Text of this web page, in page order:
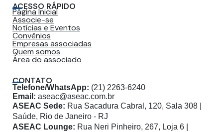
ACESSO RÁPIDO
Página Inicial
Associe-se
Notícias e Eventos
Convênios
Empresas associadas
Quem somos
Área do associado
CONTATO
Telefone/WhatsApp: (21) 2263-6240
Email: aseac@aseac.com.br
ASEAC Sede: Rua Sacadura Cabral, 120, Sala 308 |
Saúde, Rio de Janeiro - RJ
ASEAC Lounge: Rua Neri Pinheiro, 267, Loja 6 |